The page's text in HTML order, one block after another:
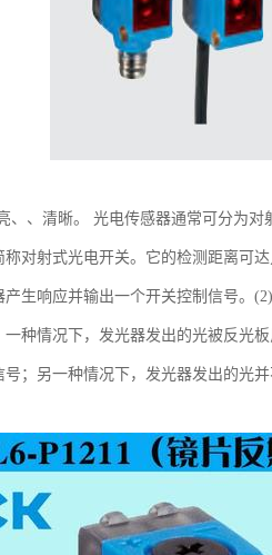
、、清晰。 光电传感器通常可分为
对射式光电开关。它的检测距离可
生响应并输出一个开关控制信号。
种情况下，发光器发出的光被反光
；另一种情况下，发光器发出的光